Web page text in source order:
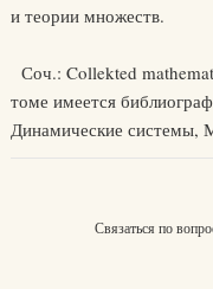
и теории множеств.
Соч.: Collekted
томе имеется
Динамические
Связаться по